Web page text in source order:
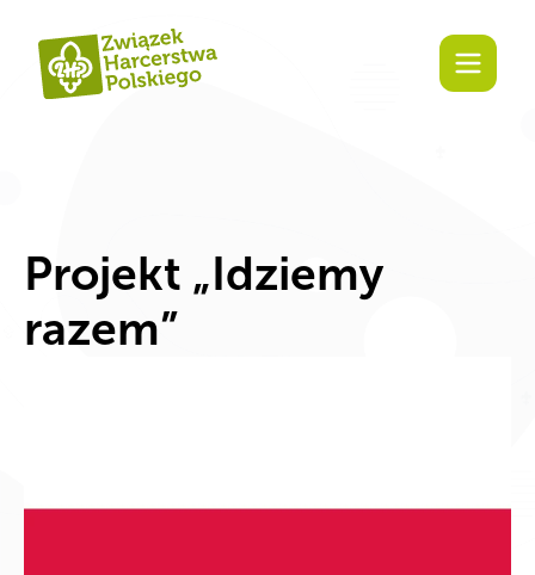
Projekt „Idziemy
razem”